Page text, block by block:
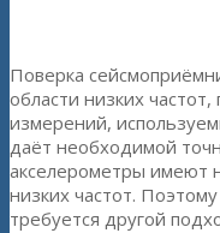
Поверка
области низких
измерений,
даёт необходимой
акселерометры имеют
низких частот.
требуется другой